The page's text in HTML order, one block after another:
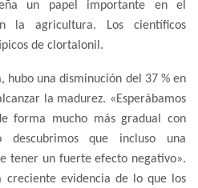
un papel importante en el
la agricultura. Los científicos
de clortalonil.
hubo una disminución del 37 % en
la madurez. «Esperábamos
forma mucho más gradual con
descubrimos que incluso una
tener un fuerte efecto negativo».
creciente evidencia de lo que los